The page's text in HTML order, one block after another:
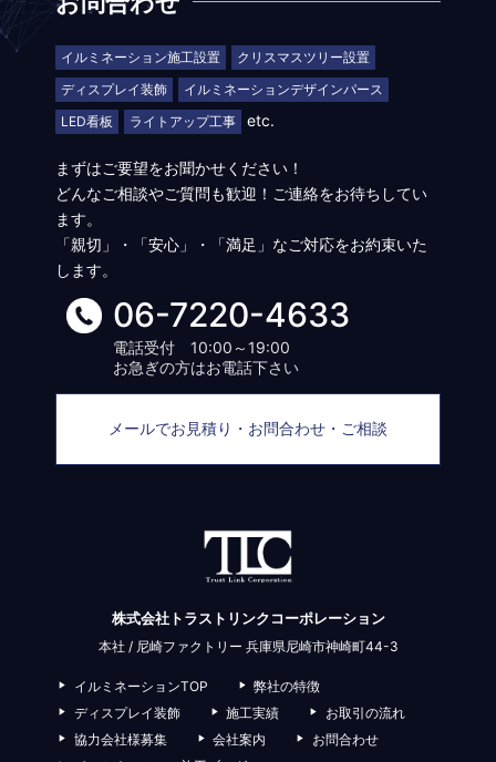
イルミネーション施工設置
クリスマスツリー設置
ディスプレイ装飾
イルミネーションデザインパース
LED看板
ライトアップ工事 etc.
まずはご要望をお聞かせください！
どんなご相談やご質問も歓迎！ご連絡をお待ちしてい
ます。
「親切」・「安心」・「満足」なご対応をお約束いた
します。
06-7220-4633
電話受付 10:00～19:00
お急ぎの方はお電話下さい
メールでお見積り・お問合わせ・ご相談
株式会社トラストリンクコーポレーション
本社 / 尼崎ファクトリー 兵庫県尼崎市神崎町44-3
イルミネーションTOP
弊社の特徴
ディスプレイ装飾
施工実績
お取引の流れ
協力会社様募集
会社案内
お問合わせ